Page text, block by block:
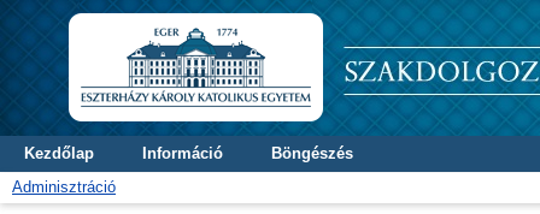
Kezdőlap Információ
Böngészés
Adminisztráció